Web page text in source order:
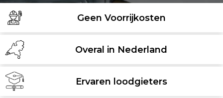
Geen Voorrijkosten
Overal in Nederland
Ervaren loodgieters